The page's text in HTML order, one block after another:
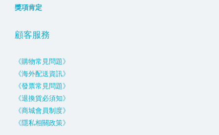
獎項肯定
顧客服務
《購物常見問題》
《海外配送資訊》
《發票常見問題》
《退換貨必須知》
《商城會員制度》
《隱私相關政策》